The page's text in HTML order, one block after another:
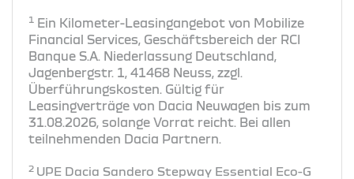
1 Ein Kilometer-Leasingangebot von Mobilize
Financial Services, Geschäftsbereich der RCI
Banque S.A. Niederlassung Deutschland,
Jagenbergstr. 1, 41468 Neuss, zzgl.
Überführungskosten. Gültig für
Leasingverträge von Dacia Neuwagen bis zum
31.08.2026, solange Vorrat reicht. Bei allen
teilnehmenden Dacia Partnern.
2 UPE Dacia Sandero Stepway Essential Eco-G